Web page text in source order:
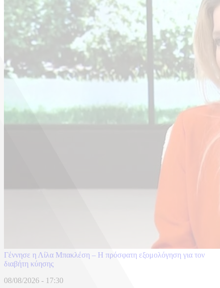
Γέννησε η Λίλα Μπακλέση – Η πρόσφατη εξομολόγηση για τον
διαβήτη κύησης
08/08/2026 - 17:30